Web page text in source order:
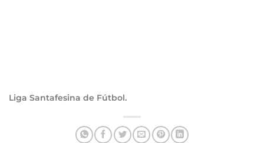
Liga Santafesina de Fútbol.